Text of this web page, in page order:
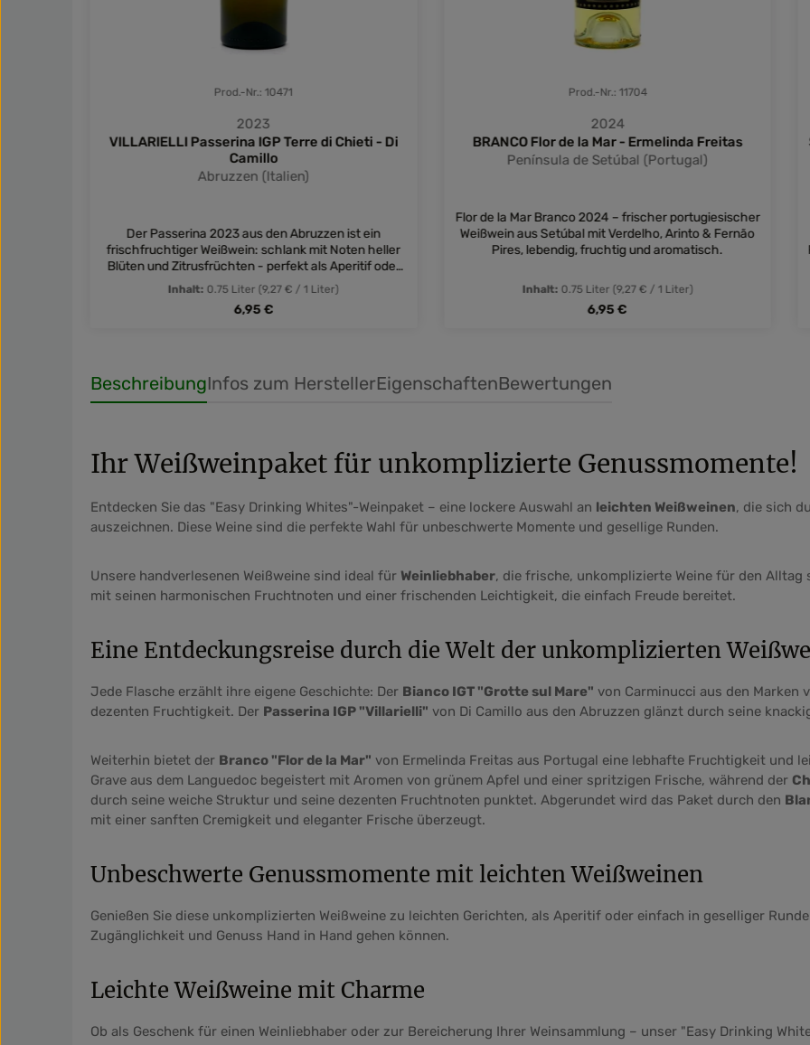
Prod.-Nr.: 10471
2023
VILLARIELLI Passerina IGP Terre di Chieti - Di
Camillo
Abruzzen (Italien)
Der Passerina 2023 aus den Abruzzen ist ein
frischfruchtiger Weißwein: schlank mit Noten heller
Blüten und Zitrusfrüchten - perfekt als Aperitif oder
zu leichten Gerichten!
Inhalt:0.75 Liter(9,27 € / 1 Liter)
Regulärer Preis:
6,95 €
Prod.-Nr.: 11704
2024
BRANCO Flor de la Mar - Ermelinda Freitas
Península de Setúbal (Portugal)
Flor de la Mar Branco 2024 – frischer portugiesischer
Weißwein aus Setúbal mit Verdelho, Arinto & Fernão
Pires, lebendig, fruchtig und aromatisch.
Inhalt: 0.75 Liter (9,27 € / 1 Liter)
Regulärer Preis:
6,95 €
BeschreibungInfos zum HerstellerEigenschaftenBewertungen
Ihr Weißweinpaket für unkomplizierte Genussmomente!
Entdecken Sie das "Easy Drinking Whites"-Weinpaket – eine lockere Auswahl an leichten Weißweinen, die sich
auszeichnen. Diese Weine sind die perfekte Wahl für unbeschwerte Momente und gesellige Runden.
Unsere handverlesenen Weißweine sind ideal für Weinliebhaber, die frische, unkomplizierte Weine für den
mit seinen harmonischen Fruchtnoten und einer frischenden Leichtigkeit, die einfach Freude bereitet.
Eine Entdeckungsreise durch die Welt der unkomplizierten
Jede Flasche erzählt ihre eigene Geschichte: Der Bianco IGT "Grotte sul Mare" von Carminucci aus den
dezenten Fruchtigkeit. Der Passerina IGP "Villarielli" von Di Camillo aus den Abruzzen glänzt durch seine
Weiterhin bietet der Branco "Flor de la Mar" von Ermelinda Freitas aus Portugal eine lebhafte Fruchtigkeit und
Grave aus dem Languedoc begeistert mit Aromen von grünem Apfel und einer spritzigen Frische, während der
durch seine weiche Struktur und seine dezenten Fruchtnoten punktet. Abgerundet wird das Paket durch den
mit einer sanften Cremigkeit und eleganter Frische überzeugt.
Unbeschwerte Genussmomente mit leichten Weißweinen
Genießen Sie diese unkomplizierten Weißweine zu leichten Gerichten, als Aperitif oder einfach in geselliger
Zugänglichkeit und Genuss Hand in Hand gehen können.
Leichte Weißweine mit Charme
Ob als Geschenk für einen Weinliebhaber oder zur Bereicherung Ihrer Weinsammlung – unser "Easy Drinking